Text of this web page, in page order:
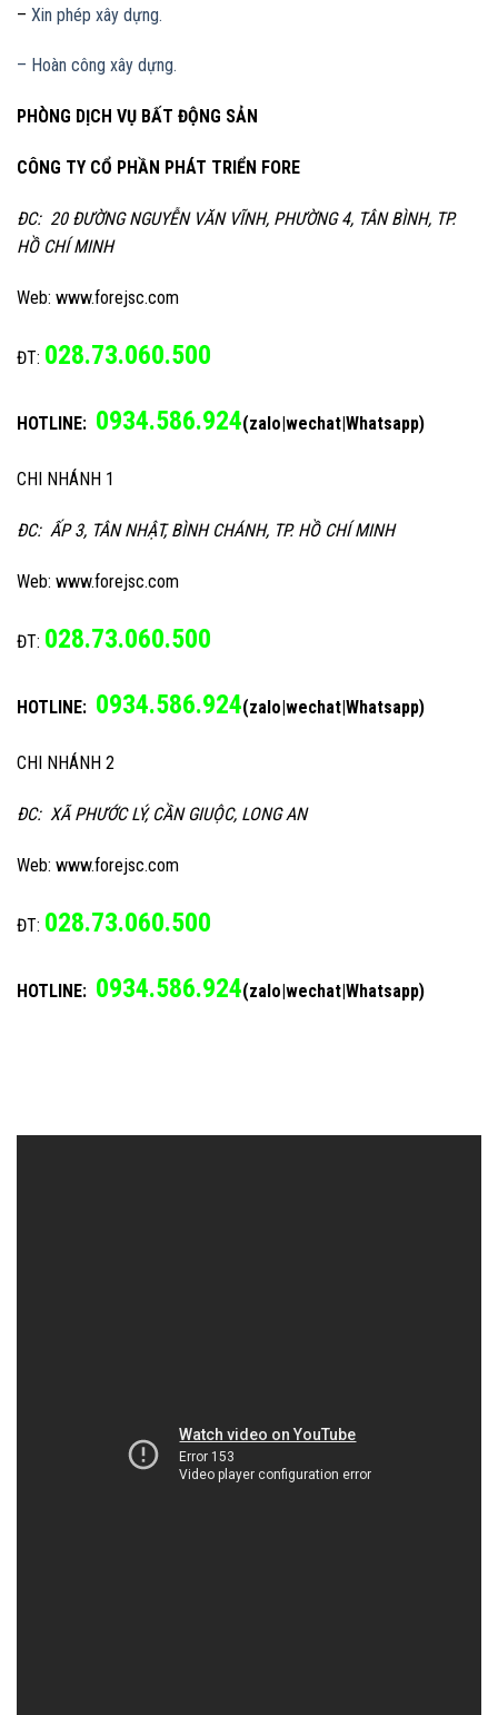
– Xin phép xây dựng.
– Hoàn công xây dựng.
PHÒNG DỊCH VỤ BẤT ĐỘNG SẢN
CÔNG TY CỔ PHẦN PHÁT TRIỂN FORE
ĐC: 20 ĐƯỜNG NGUYỄN VĂN VĨNH, PHƯỜNG 4, TÂN BÌNH, TP.
HỒ CHÍ MINH
Web: www.forejsc.com
ĐT: 028.73.060.500
HOTLINE: 0934.586.924(zalo|wechat|Whatsapp)
CHI NHÁNH 1
ĐC: ẤP 3, TÂN NHẬT, BÌNH CHÁNH, TP. HỒ CHÍ MINH
Web: www.forejsc.com
ĐT: 028.73.060.500
HOTLINE: 0934.586.924(zalo|wechat|Whatsapp)
CHI NHÁNH 2
ĐC: XÃ PHƯỚC LÝ, CẦN GIUỘC, LONG AN
Web: www.forejsc.com
ĐT: 028.73.060.500
HOTLINE: 0934.586.924(zalo|wechat|Whatsapp)